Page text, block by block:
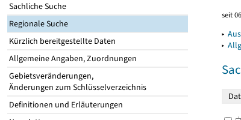
Sachliche Suche
Regionale Suche
Kürzlich bereitgestellte Daten
Allgemeine Angaben, Zuordnungen
Gebietsveränderungen,
Änderungen zum Schlüsselverzeichnis
Definitionen und Erläuterungen
seit
▸
▸